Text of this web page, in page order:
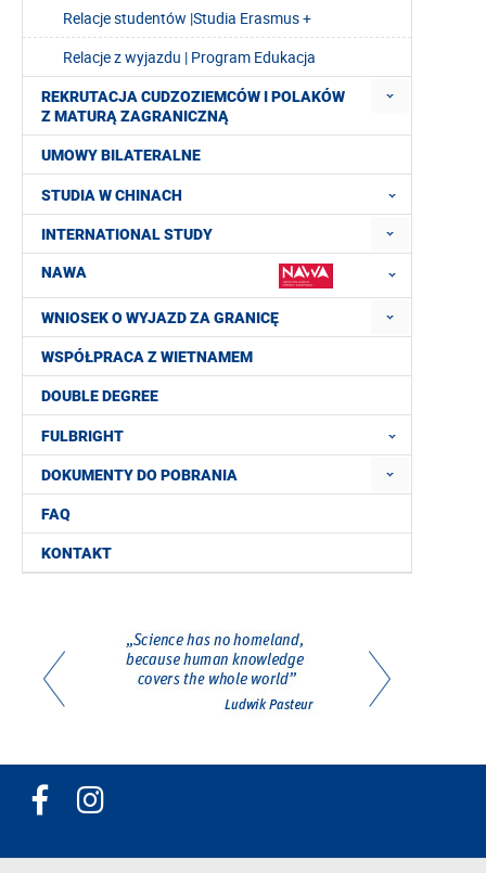
Relacje studentów |Studia Erasmus +
Relacje z wyjazdu | Program Edukacja
REKRUTACJA CUDZOZIEMCÓW I POLAKÓW
Z MATURĄ ZAGRANICZNĄ
UMOWY BILATERALNE
STUDIA W CHINACH
INTERNATIONAL STUDY
NAWA
WNIOSEK O WYJAZD ZA GRANICĘ
WSPÓŁPRACA Z WIETNAMEM
DOUBLE DEGREE
FULBRIGHT
DOKUMENTY DO POBRANIA
FAQ
KONTAKT